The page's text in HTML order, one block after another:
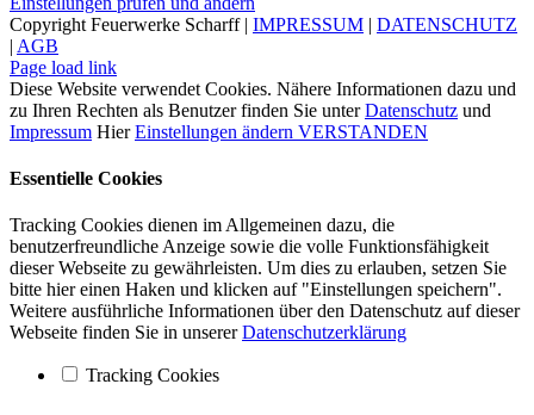
Copyright Feuerwerke Scharff | IMPRESSUM | DATENSCHUTZ
| AGB
Facebook
Page load link
Diese Website verwendet Cookies. Nähere Informationen dazu und
zu Ihren Rechten als Benutzer finden Sie unterDatenschutz und
Impressum HierEinstellungen ändern VERSTANDEN
Essentielle Cookies
Tracking Cookies dienen im Allgemeinen dazu, die
benutzerfreundliche Anzeige sowie die volle Funktionsfähigkeit
dieser Webseite zu gewährleisten. Um dies zu erlauben, setzen Sie
bitte hier einen Haken und klicken auf "Einstellungen speichern".
Weitere ausführliche Informationen über den Datenschutz auf dieser
Webseite finden Sie in unsererDatenschutzerklärung
Tracking Cookies